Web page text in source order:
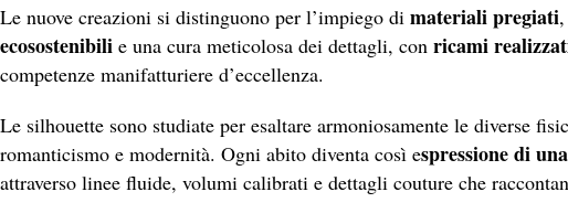
Le nuove creazioni si distinguono per l’impiego di materiali pregiati
ecosostenibili e una cura meticolosa dei dettagli, con ricami
competenze manifatturiere d’eccellenza.
Le silhouette sono studiate per esaltare armoniosamente le diverse
romanticismo e modernità. Ogni abito diventa così espressione di
attraverso linee fluide, volumi calibrati e dettagli couture che